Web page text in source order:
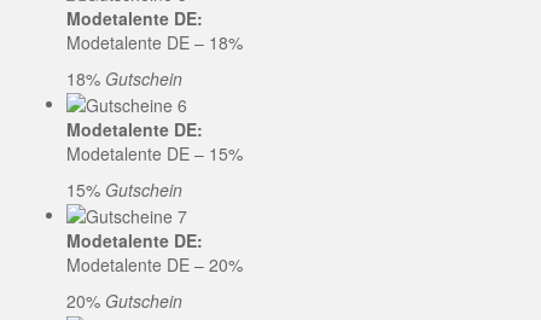
Modetalente DE:
Modetalente DE – 18%
18% Gutschein
Modetalente DE:
Modetalente DE – 15%
15% Gutschein
Modetalente DE:
Modetalente DE – 20%
20% Gutschein